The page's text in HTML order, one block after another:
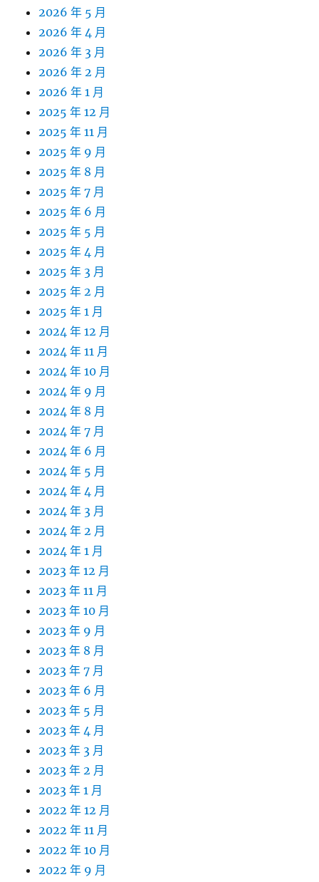
2026 年 5 月
2026 年 4 月
2026 年 3 月
2026 年 2 月
2026 年 1 月
2025 年 12 月
2025 年 11 月
2025 年 9 月
2025 年 8 月
2025 年 7 月
2025 年 6 月
2025 年 5 月
2025 年 4 月
2025 年 3 月
2025 年 2 月
2025 年 1 月
2024 年 12 月
2024 年 11 月
2024 年 10 月
2024 年 9 月
2024 年 8 月
2024 年 7 月
2024 年 6 月
2024 年 5 月
2024 年 4 月
2024 年 3 月
2024 年 2 月
2024 年 1 月
2023 年 12 月
2023 年 11 月
2023 年 10 月
2023 年 9 月
2023 年 8 月
2023 年 7 月
2023 年 6 月
2023 年 5 月
2023 年 4 月
2023 年 3 月
2023 年 2 月
2023 年 1 月
2022 年 12 月
2022 年 11 月
2022 年 10 月
2022 年 9 月